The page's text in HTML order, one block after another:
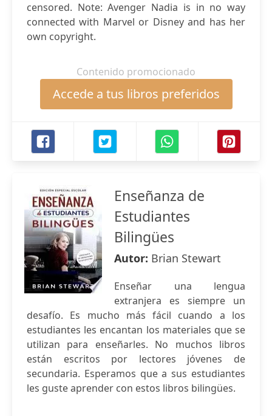
censored. Note: Avenger Nadia is in no way
connected with Marvel or Disney and has her
own copyright.
Contenido promocionado
Accede a tus libros preferidos
Enseñanza de
Estudiantes
Bilingües
Autor: Brian Stewart
Enseñar una lengua
extranjera es siempre un
desafío. Es mucho más fácil cuando a los
estudiantes les encantan los materiales que se
utilizan para enseñarles. No muchos libros
están escritos por lectores jóvenes de
secundaria. Esperamos que a sus estudiantes
les guste aprender con estos libros bilingües.